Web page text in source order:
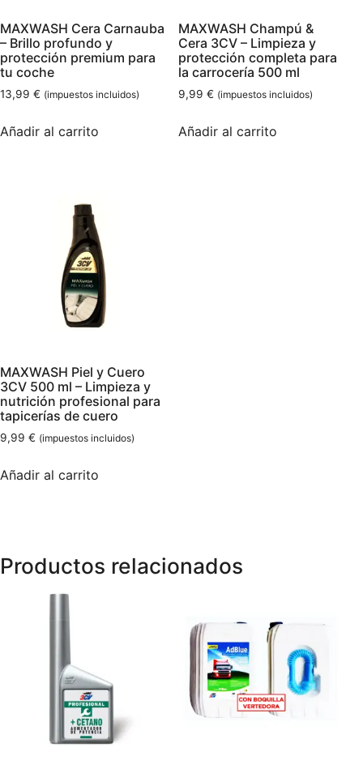
MAXWASH Cera Carnauba
– Brillo profundo y
protección premium para
tu coche
13,99 € (impuestos incluidos)
Añadir al carrito
MAXWASH Champú &
Cera 3CV – Limpieza y
protección completa para
la carrocería 500 ml
9,99€ (impuestos incluidos)
Añadir al carrito
MAXWASH Piel y Cuero
3CV 500 ml – Limpieza y
nutrición profesional para
tapicerías de cuero
9,99 € (impuestos incluidos)
Añadir al carrito
Productos relacionados